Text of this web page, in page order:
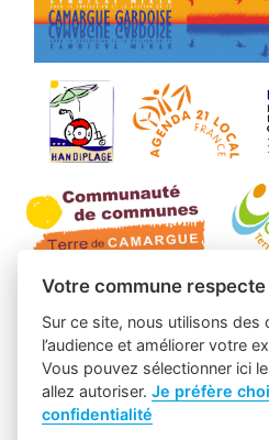
Votre commune
Sur ce site, nous utilisons des
l’audience et améliorer votre
Vous pouvez sélectionner ici
allez autoriser.Je préfère
confidentialité